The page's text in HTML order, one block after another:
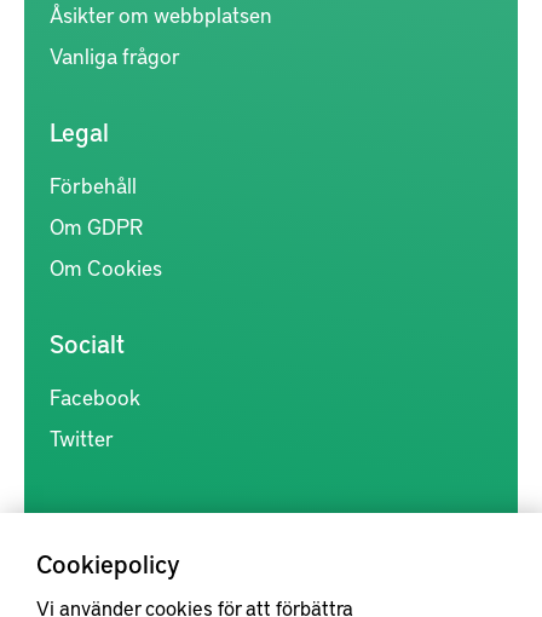
Cookiepolicy
Vi använder cookies för att förbättra
Åsikter om webbplatsen
Vanliga frågor
Legal
Förbehåll
Om GDPR
Om Cookies
Socialt
Facebook
Twitter